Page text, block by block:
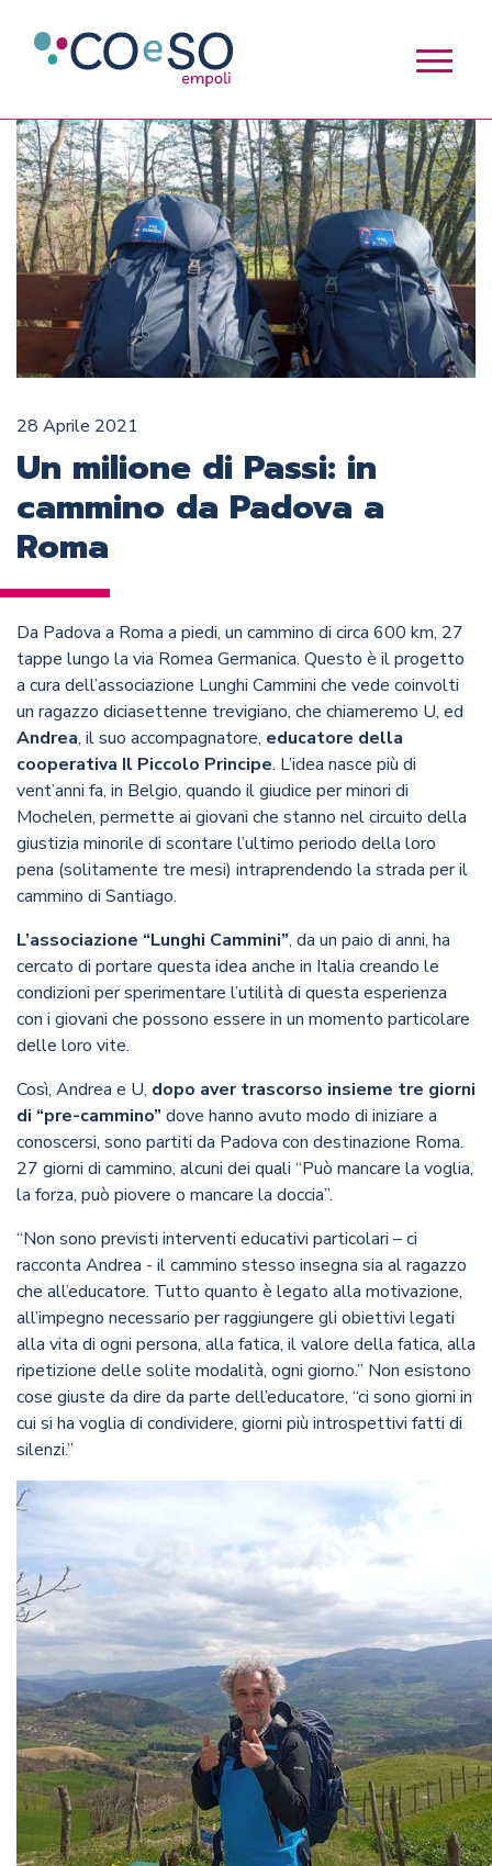
28 Aprile 2021
Un milione di Passi: in
cammino da Padova a
Roma
Da Padova a Roma a piedi, un cammino di circa 600 km, 27
tappe lungo la via Romea Germanica. Questo è il progetto
a cura dell’associazione Lunghi Cammini che vede coinvolti
un ragazzo diciasettenne trevigiano, che chiameremo U, ed
Andrea, il suo accompagnatore, educatore della
cooperativa Il Piccolo Principe. L’idea nasce più di
vent’anni fa, in Belgio, quando il giudice per minori di
Mochelen, permette ai giovani che stanno nel circuito della
giustizia minorile di scontare l’ultimo periodo della loro
pena (solitamente tre mesi) intraprendendo la strada per il
cammino di Santiago.
L’associazione “Lunghi Cammini”, da un paio di anni, ha
cercato di portare questa idea anche in Italia creando le
condizioni per sperimentare l’utilità di questa esperienza
con i giovani che possono essere in un momento particolare
delle loro vite.
Così, Andrea e U, dopo aver trascorso insieme tre giorni
di “pre-cammino” dove hanno avuto modo di iniziare a
conoscersi, sono partiti da Padova con destinazione Roma.
27 giorni di cammino, alcuni dei quali “Può mancare la voglia,
la forza, può piovere o mancare la doccia”.
“Non sono previsti interventi educativi particolari – ci
racconta Andrea - il cammino stesso insegna sia al ragazzo
che all’educatore. Tutto quanto è legato alla motivazione,
all’impegno necessario per raggiungere gli obiettivi legati
alla vita di ogni persona, alla fatica, il valore della fatica, alla
ripetizione delle solite modalità, ogni giorno.” Non esistono
cose giuste da dire da parte dell’educatore, “ci sono giorni in
cui si ha voglia di condividere, giorni più introspettivi fatti di
silenzi.”